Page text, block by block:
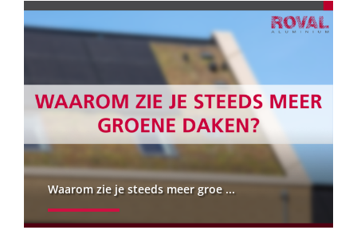
Waarom zie je steeds meer groe ...